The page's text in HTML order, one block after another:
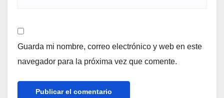
Guarda mi nombre, correo electrónico y web en este
navegador para la próxima vez que comente.